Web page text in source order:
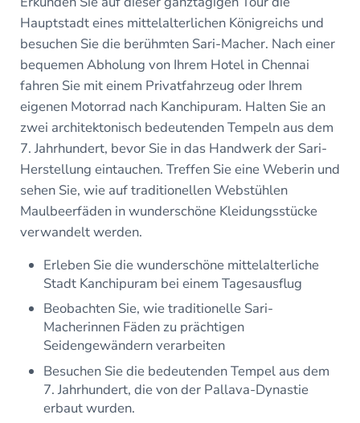
Hauptstadt eines mittelalterlichen Königreichs und
besuchen Sie die berühmten Sari-Macher. Nach einer
bequemen Abholung von Ihrem Hotel in Chennai
fahren Sie mit einem Privatfahrzeug oder Ihrem
eigenen Motorrad nach Kanchipuram. Halten Sie an
zwei architektonisch bedeutenden Tempeln aus dem
7. Jahrhundert, bevor Sie in das Handwerk der Sari-
Herstellung eintauchen. Treffen Sie eine Weberin und
sehen Sie, wie auf traditionellen Webstühlen
Maulbeerfäden in wunderschöne Kleidungsstücke
verwandelt werden.
Erleben Sie die wunderschöne mittelalterliche
Stadt Kanchipuram bei einem Tagesausflug
Beobachten Sie, wie traditionelle Sari-
Macherinnen Fäden zu prächtigen
Seidengewändern verarbeiten
Besuchen Sie die bedeutenden Tempel aus dem
7. Jahrhundert, die von der Pallava-Dynastie
erbaut wurden.